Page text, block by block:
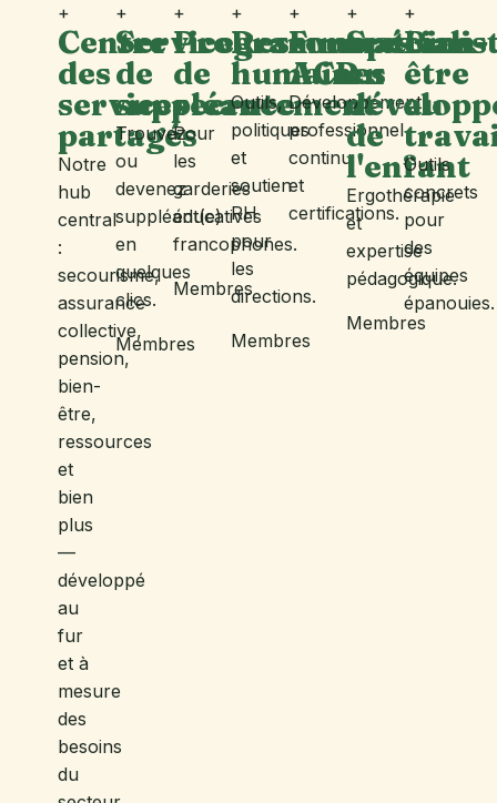
+
Centre
des
services
partagés
Notre
hub
central
:
secourisme,
assurance
collective,
pension,
bien-
être,
ressources
et
bien
plus
—
développé
au
fur
et à
mesure
des
besoins
du
+
Service
de
suppléance
Trouvez
ou
devenez
suppléant(e)
en
quelques
clics.
Membres
+
Programme
de
recrutement
Pour
les
garderies
éducatives
francophones.
Membres
+
Ressources
humaines
Outils,
politiques
et
soutien
RH
pour
les
directions.
Membres
+
Formations
ACR
Développement
professionnel
continu
et
certifications.
+
en
de
l'enfant
Ergothérapie
et
expertise
pédagogique.
Membres
+
Bien-
être
au
Outils
concrets
pour
des
équipes
épanouies.